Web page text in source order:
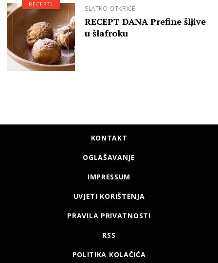
SLATKO OTKRIĆE
RECEPT DANA Prefine šljive
u šlafroku
RECEPTI
KONTAKT
OGLAŠAVANJE
IMPRESSUM
UVJETI KORIŠTENJA
PRAVILA PRIVATNOSTI
RSS
POLITIKA KOLAČIĆA